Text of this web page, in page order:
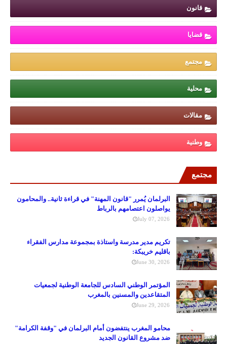
قانون
قضايا
مجتمع
محلية
مقالات
وطنية
مجتمع
البرلمان يُمرر "قانون المهنة" في قراءة ثانية.. والمحامون
يواصلون اعتصامهم بالرباط
July 07, 2026
تكريم مدير مدرسة واستاذة بمجموعة مدارس الفقراء
باقليم خريبكة:
June 30, 2026
المؤتمر الوطني السادس للجامعة الوطنية لجمعيات
المتقاعدين والمسنين بالمغرب
June 29, 2026
محامو المغرب ينتفضون أمام البرلمان في "وقفة الكرامة"
ضد مشروع القانون الجديد